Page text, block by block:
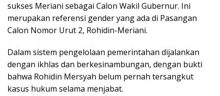
sukses Meriani sebagai Calon Wakil Gubernur. Ini
merupakan referensi gender yang ada di Pasangan
Calon Nomor Urut 2, Rohidin-Meriani.
Dalam sistem pengelolaan pemerintahan dijalankan
dengan ikhlas dan berkesinambungan, dengan bukti
bahwa Rohidin Mersyah belum pernah tersangkut
kasus hukum selama menjabat.